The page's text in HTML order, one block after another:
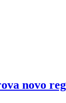
novo